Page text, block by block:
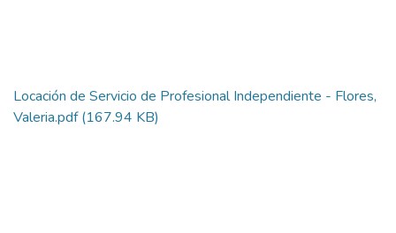
Locación de Servicio de Profesional Independiente - Flores,
Valeria.pdf(167.94 KB)